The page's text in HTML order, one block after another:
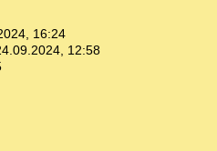
16:24
12:58